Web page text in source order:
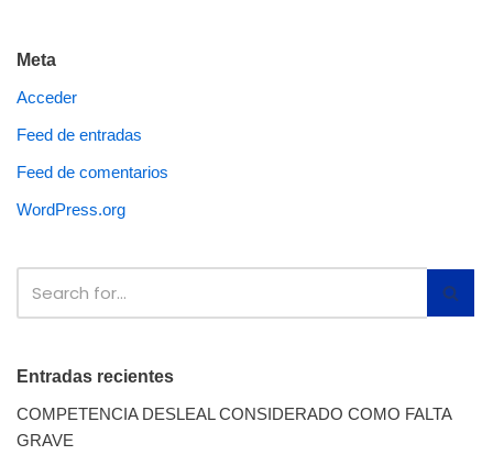
Meta
Acceder
Feed de entradas
Feed de comentarios
WordPress.org
Entradas recientes
COMPETENCIA DESLEAL CONSIDERADO COMO FALTA
GRAVE